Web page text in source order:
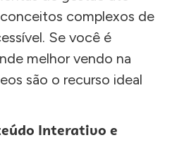
complexos de
Se você é
melhor vendo na
são o recurso ideal
Interativo e